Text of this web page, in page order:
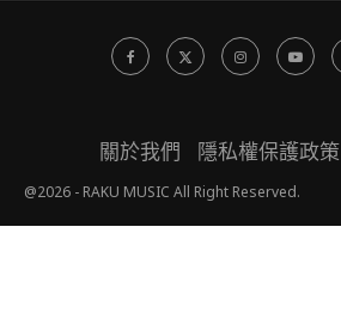
關於我們 隱私權保護政策
@2026 - RAKU MUSIC All Right Reserved.